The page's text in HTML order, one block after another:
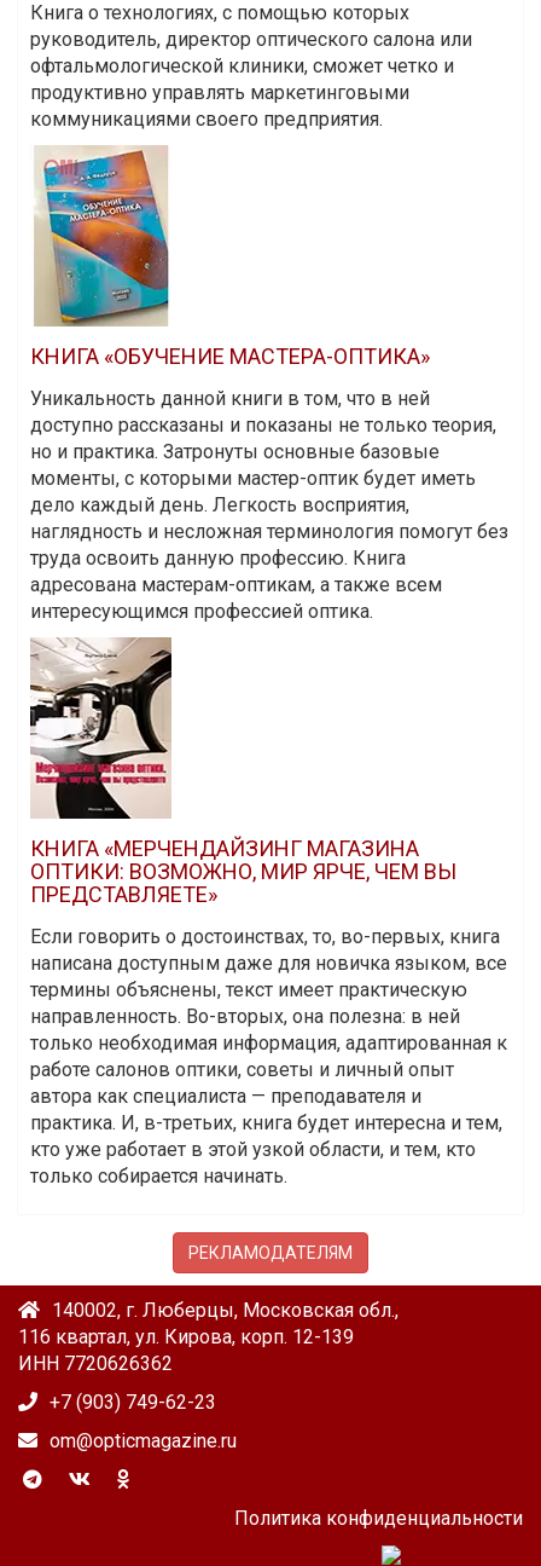
Книга о технологиях, с помощью которых
руководитель, директор оптического салона или
офтальмологической клиники, сможет четко и
продуктивно управлять маркетинговыми
коммуникациями своего предприятия.
КНИГА «ОБУЧЕНИЕ МАСТЕРА-ОПТИКА»
Уникальность данной книги в том, что в ней
доступно рассказаны и показаны не только теория,
но и практика. Затронуты основные базовые
моменты, с которыми мастер-оптик будет иметь
дело каждый день. Легкость восприятия,
наглядность и несложная терминология помогут без
труда освоить данную профессию. Книга
адресована мастерам-оптикам, а также всем
интересующимся профессией оптика.
КНИГА «МЕРЧЕНДАЙЗИНГ МАГАЗИНА
ОПТИКИ: ВОЗМОЖНО, МИР ЯРЧЕ, ЧЕМ ВЫ
ПРЕДСТАВЛЯЕТЕ»
Если говорить о достоинствах, то, во-первых, книга
написана доступным даже для новичка языком, все
термины объяснены, текст имеет практическую
направленность. Во-вторых, она полезна: в ней
только необходимая информация, адаптированная к
работе салонов оптики, советы и личный опыт
автора как специалиста — преподавателя и
практика. И, в-третьих, книга будет интересна и тем,
кто уже работает в этой узкой области, и тем, кто
только собирается начинать.
РЕКЛАМОДАТЕЛЯМ
140002, г. Люберцы, Московская обл.,
116 квартал, ул. Кирова, корп. 12-139
ИНН 7720626362
+7 (903) 749-62-23
om@opticmagazine.ru
Политика конфиденциальности